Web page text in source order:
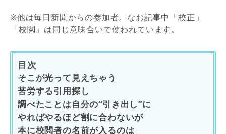
※他は毎日新聞からの参加者。なお記事中「校正」
「校閲」は同じ意味合いで使われています。
目次
そこが光って見えちゃう
苦労する引用探し
調べたことは自分の“引き出し”に
やればやるほど割に合わないが
本に校閲者の名前が入るのは